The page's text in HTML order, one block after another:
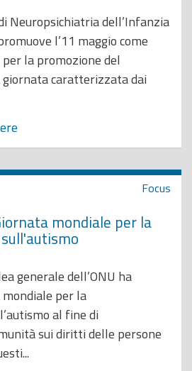
Neuropsichiatria dell’Infanzia
l’11 maggio come
la promozione del
caratterizzata dai
Focus
mondiale per la
generale dell’ONU ha
per la
al fine di
sui diritti delle persone